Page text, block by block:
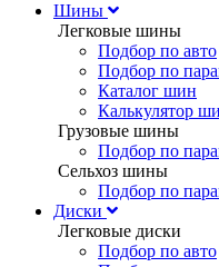
Шины
Легковые шины
Подбор по авто
Подбор по
Каталог шин
Калькулятор
Грузовые шины
Подбор по
Сельхоз шины
Подбор по
Диски
Легковые диски
Подбор по авто